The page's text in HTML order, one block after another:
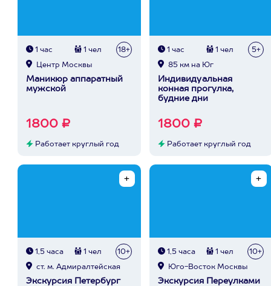
1 час 1 чел 18+
Центр Москвы
Маникюр аппаратный
мужской
1800 ₽
Работает круглый год
1 час 1 чел 5+
85 км на Юг
Индивидуальная
конная прогулка,
будние дни
1800 ₽
Работает круглый год
1,5 часа 1 чел 10+
ст. м. Адмиралтейская
Экскурсия Петербург
1,5 часа 1 чел 10+
Юго-Восток Москвы
Экскурсия Переулками